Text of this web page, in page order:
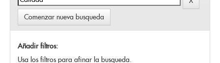
Comenzar nueva busqueda
Añadir filtros:
Usa los filtros para afinar la busqueda.